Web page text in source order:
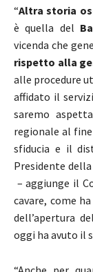
“Altra storia
è quella del
vicenda che
rispetto alla
alle procedure
affidato il
saremo
regionale al
sfiducia e il
Presidente
– aggiunge il
cavare, come
dell’apertura
oggi ha avuto il